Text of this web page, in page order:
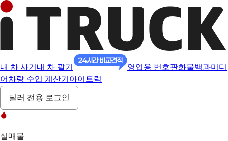
내 차 사기 내 차 팔기 영업용 번호판화물백과미디
어 차량 수입 계산기 아이트럭
딜러 전용 로그인
실매물